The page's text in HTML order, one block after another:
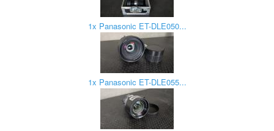
1x Panasonic ET-DLE050...
1x Panasonic ET-DLE055...